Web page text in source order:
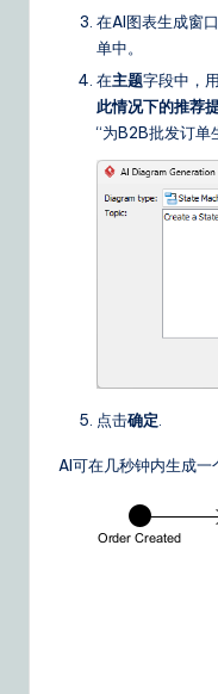
在AI图表生成窗
单中。
在主题字段中，
此情况下的推荐
“为B2B批发订单
点击确定
AI可在几秒钟内生成一